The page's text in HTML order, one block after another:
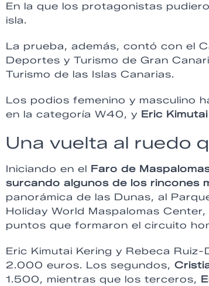
En la que los protagonistas
isla.
La prueba, además, contó con el
Deportes y Turismo de Gran
Turismo de las Islas Canarias.
Los podios femenino y masculino
en la categoría W40, y Eric
Una vuelta al ruedo
Iniciando en el Faro de
surcando algunos de los rincones
panorámica de las Dunas, al
Holiday World Maspalomas
puntos que formaron el circuito
Eric Kimutai Kering y Rebeca
2.000 euros. Los segundos,
1.500, mientras que los terceros,